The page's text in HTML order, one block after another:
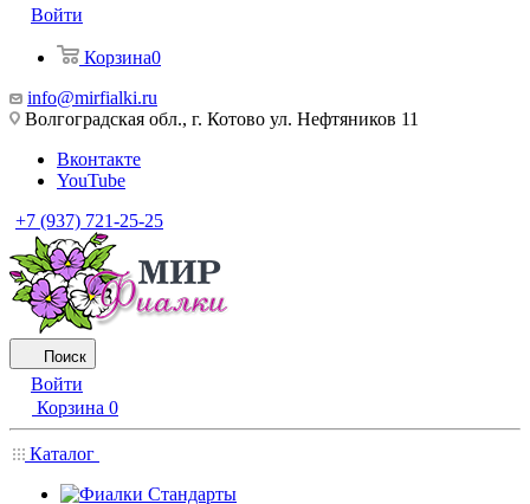
Войти
Корзина0
info@mirfialki.ru
Волгоградская обл., г. Котово ул. Нефтяников 11
Вконтакте
YouTube
+7 (937) 721-25-25
Поиск
Войти
Корзина 0
Каталог